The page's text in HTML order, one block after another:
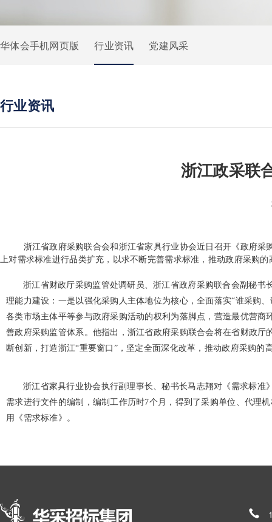
华体会手机网页版 行业资讯 党建风采
行业资讯
浙江政采联
浙江省政府采购联合会和浙江省家具行业协会近日召开《政府采购
上对需求标准进行品类扩充，以求不断完善需求标准，推动政府采购的
浙江省财政厅采购监管处调研员、浙江省政府采购联合会副秘
理能力建设：一是以强化采购人主体地位为核心，全面落实“谁采购
各类市场主体平等参与政府采购活动的权利为落脚点，营造最优营
善政府采购监管体系。他指出，浙江省政府采购联合会将在省财政
断创新，打造浙江“重要窗口”，坚定全面深化改革，推动政府采购的
浙江省家具行业协会执行副理事长、秘书长马志翔对《需求标
需求进行文件的编制，编制工作历时7个月，得到了采购单位、代理
用《需求标准》。